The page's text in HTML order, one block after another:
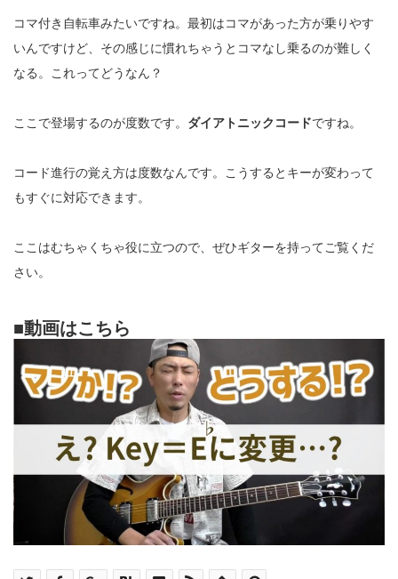
コマ付き自転車みたいですね。最初はコマがあった方が乗りやす
いんですけど、その感じに慣れちゃうとコマなし乗るのが難しく
なる。これってどうなん？
ここで登場するのが度数です。 ダイアトニックコードですね。
コード進行の覚え方は度数なんです。こうするとキーが変わって
もすぐに対応できます。
ここはむちゃくちゃ役に立つので、ぜひギターを持ってご覧くだ
さい。
■動画はこちら